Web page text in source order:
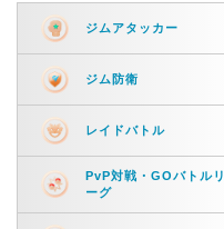
ジムアタッカー
ジム防衛
レイドバトル
PvP対戦・GOバトルリ
ーグ